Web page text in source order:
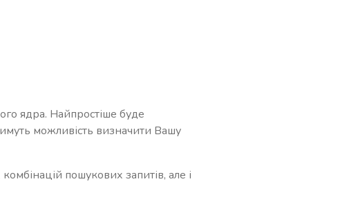
ядра. Найпростіше буде
можливість визначити Вашу
пошукових запитів, але і